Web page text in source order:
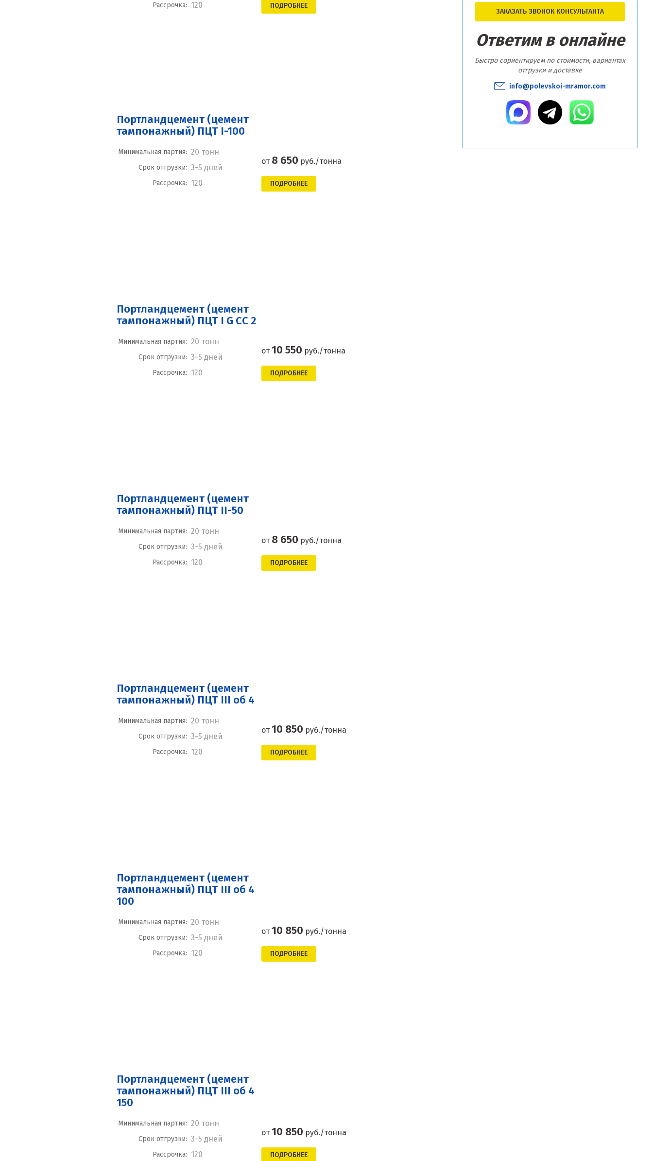
ЗАКАЗАТЬ ЗВОНОК КОНСУЛЬТАНТА
Ответим в онлайне
Быстро сориентируем по стоимости, вариантах
отгрузки и доставке
info@polevskoi-mramor.com
Рассрочка: 120 ПОДРОБНЕЕ
Портландцемент (цемент
тампонажный) ПЦТ I-100
Минимальная партия: 20 тонн
Срок отгрузки: 3-5 дней
Рассрочка: 120
от 8 650 руб./тонна
ПОДРОБНЕЕ
Портландцемент (цемент
тампонажный) ПЦТ I G CC 2
Минимальная партия: 20 тонн
Срок отгрузки: 3-5 дней
Рассрочка: 120
от10 550 руб./тонна
ПОДРОБНЕЕ
Портландцемент (цемент
тампонажный) ПЦТ II-50
Минимальная партия: 20 тонн
Срок отгрузки: 3-5 дней
Рассрочка: 120
от 8 650 руб./тонна
ПОДРОБНЕЕ
Портландцемент (цемент
тампонажный) ПЦТ III об 4
Минимальная партия: 20 тонн
Срок отгрузки: 3-5 дней
Рассрочка: 120
от10 850 руб./тонна
ПОДРОБНЕЕ
Портландцемент (цемент
тампонажный) ПЦТ III об 4
100
Минимальная партия: 20 тонн
Срок отгрузки: 3-5 дней
Рассрочка: 120
от10 850 руб./тонна
ПОДРОБНЕЕ
Портландцемент (цемент
тампонажный) ПЦТ III об 4
150
Минимальная партия: 20 тонн
Срок отгрузки: 3-5 дней
Рассрочка: 120
от10 850 руб./тонна
ПОДРОБНЕЕ